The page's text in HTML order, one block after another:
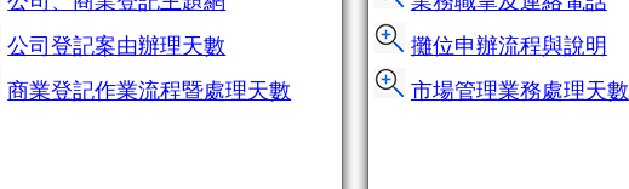
公司登記案由辦理天數
商業登記作業流程暨處理天數
攤位申辦流程與說明
市場管理業務處理天數